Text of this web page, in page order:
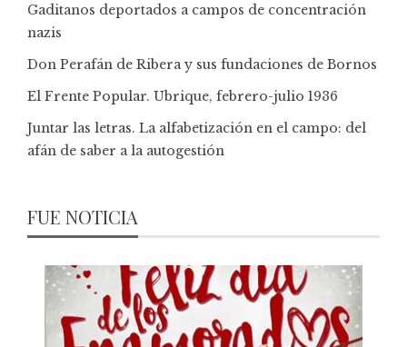
Gaditanos deportados a campos de concentración
nazis
Don Perafán de Ribera y sus fundaciones de Bornos
El Frente Popular. Ubrique, febrero-julio 1936
Juntar las letras. La alfabetización en el campo: del
afán de saber a la autogestión
FUE NOTICIA